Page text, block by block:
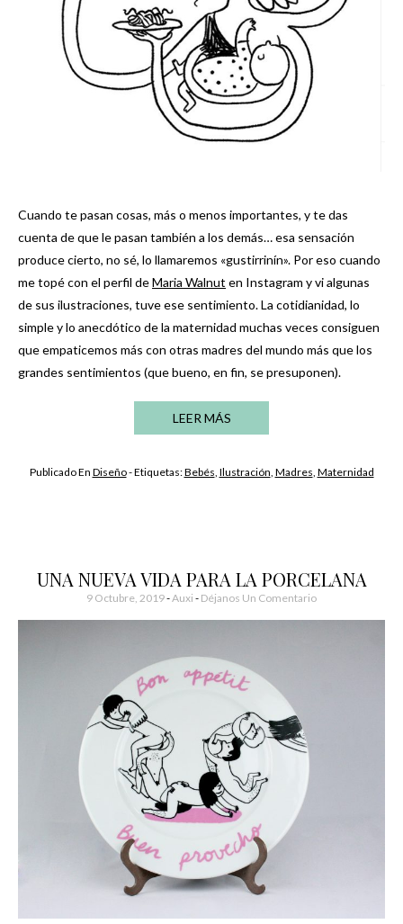
Cuando te pasan cosas, más o menos importantes, y te das
cuenta de que le pasan también a los demás… esa sensación
produce cierto, no sé, lo llamaremos «gustirrinín». Por eso cuando
me topé con el perfil deMaria Walnut en Instagram y vi algunas
de sus ilustraciones, tuve ese sentimiento. La cotidianidad, lo
simple y lo anecdótico de la maternidad muchas veces consiguen
que empaticemos más con otras madres del mundo más que los
grandes sentimientos (que bueno, en fin, se presuponen).
LEER MÁS
Publicado En Diseño- Etiquetas:Bebés, Ilustración, Madres, Maternidad
UNA NUEVA VIDA PARA LA PORCELANA
9 Octubre, 2019-Auxi Déjanos Un Comentario